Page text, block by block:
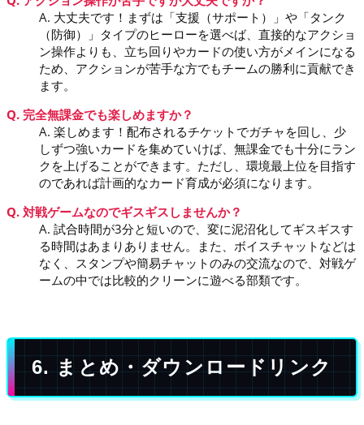
A. 大丈夫です！まずは「支援（サポート）」や「タンク
（防御）」タイプのヒーローを選べば、直接的なアクショ
ン操作よりも、立ち回りやカードの使い方がメインになる
ため、アクションが苦手な方でもチームの勝利に貢献でき
ます。
Q. 完全無課金でも楽しめますか？
A. 楽しめます！配布されるチケットでガチャを回し、少
しずつ強いカードを集めていけば、無課金でも十分にラン
クを上げることができます。ただし、環境最上位を目指す
のであれば計画的なカード育成が必須になります。
Q. 対戦ゲームなのでギスギスしませんか？
A. 試合時間が3分と短いので、変に泥沼化してギスギスす
る時間はあまりありません。また、ボイスチャットなどは
なく、スタンプや簡易チャットのみの交流なので、対戦ゲ
ームの中では比較的クリーンに遊べる部類です。
6. まとめ・ダウンロードリンク